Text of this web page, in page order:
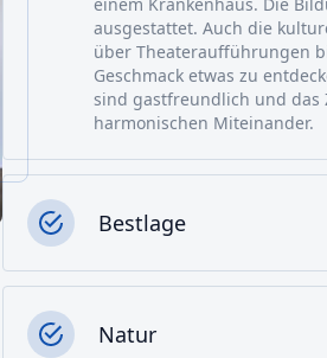
ausgestattet. Auch die
über Theateraufführungen
Geschmack etwas zu
sind gastfreundlich und das
harmonischen Miteinander.
Bestlage
Natur